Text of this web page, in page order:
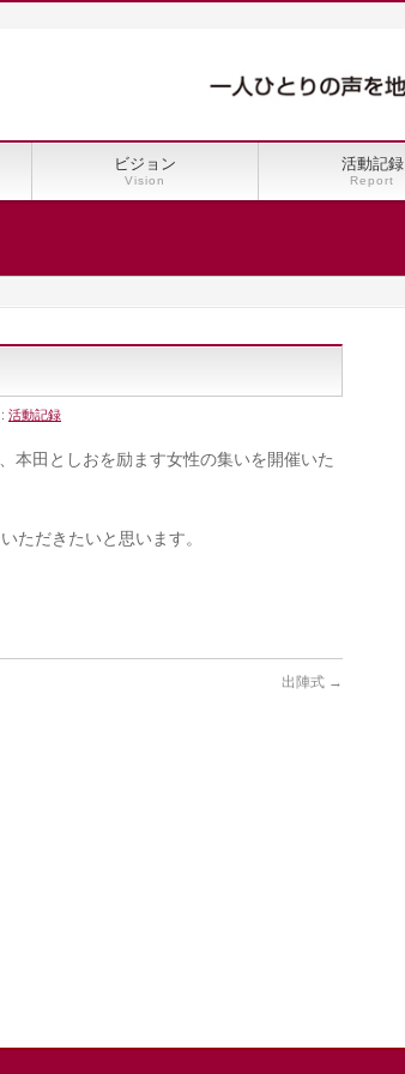
ビジョン
Vision
活動記録
Report
活動記録
本田としおを励ます女性の集いを開催いた
ただきたいと思います。
出陣式 →